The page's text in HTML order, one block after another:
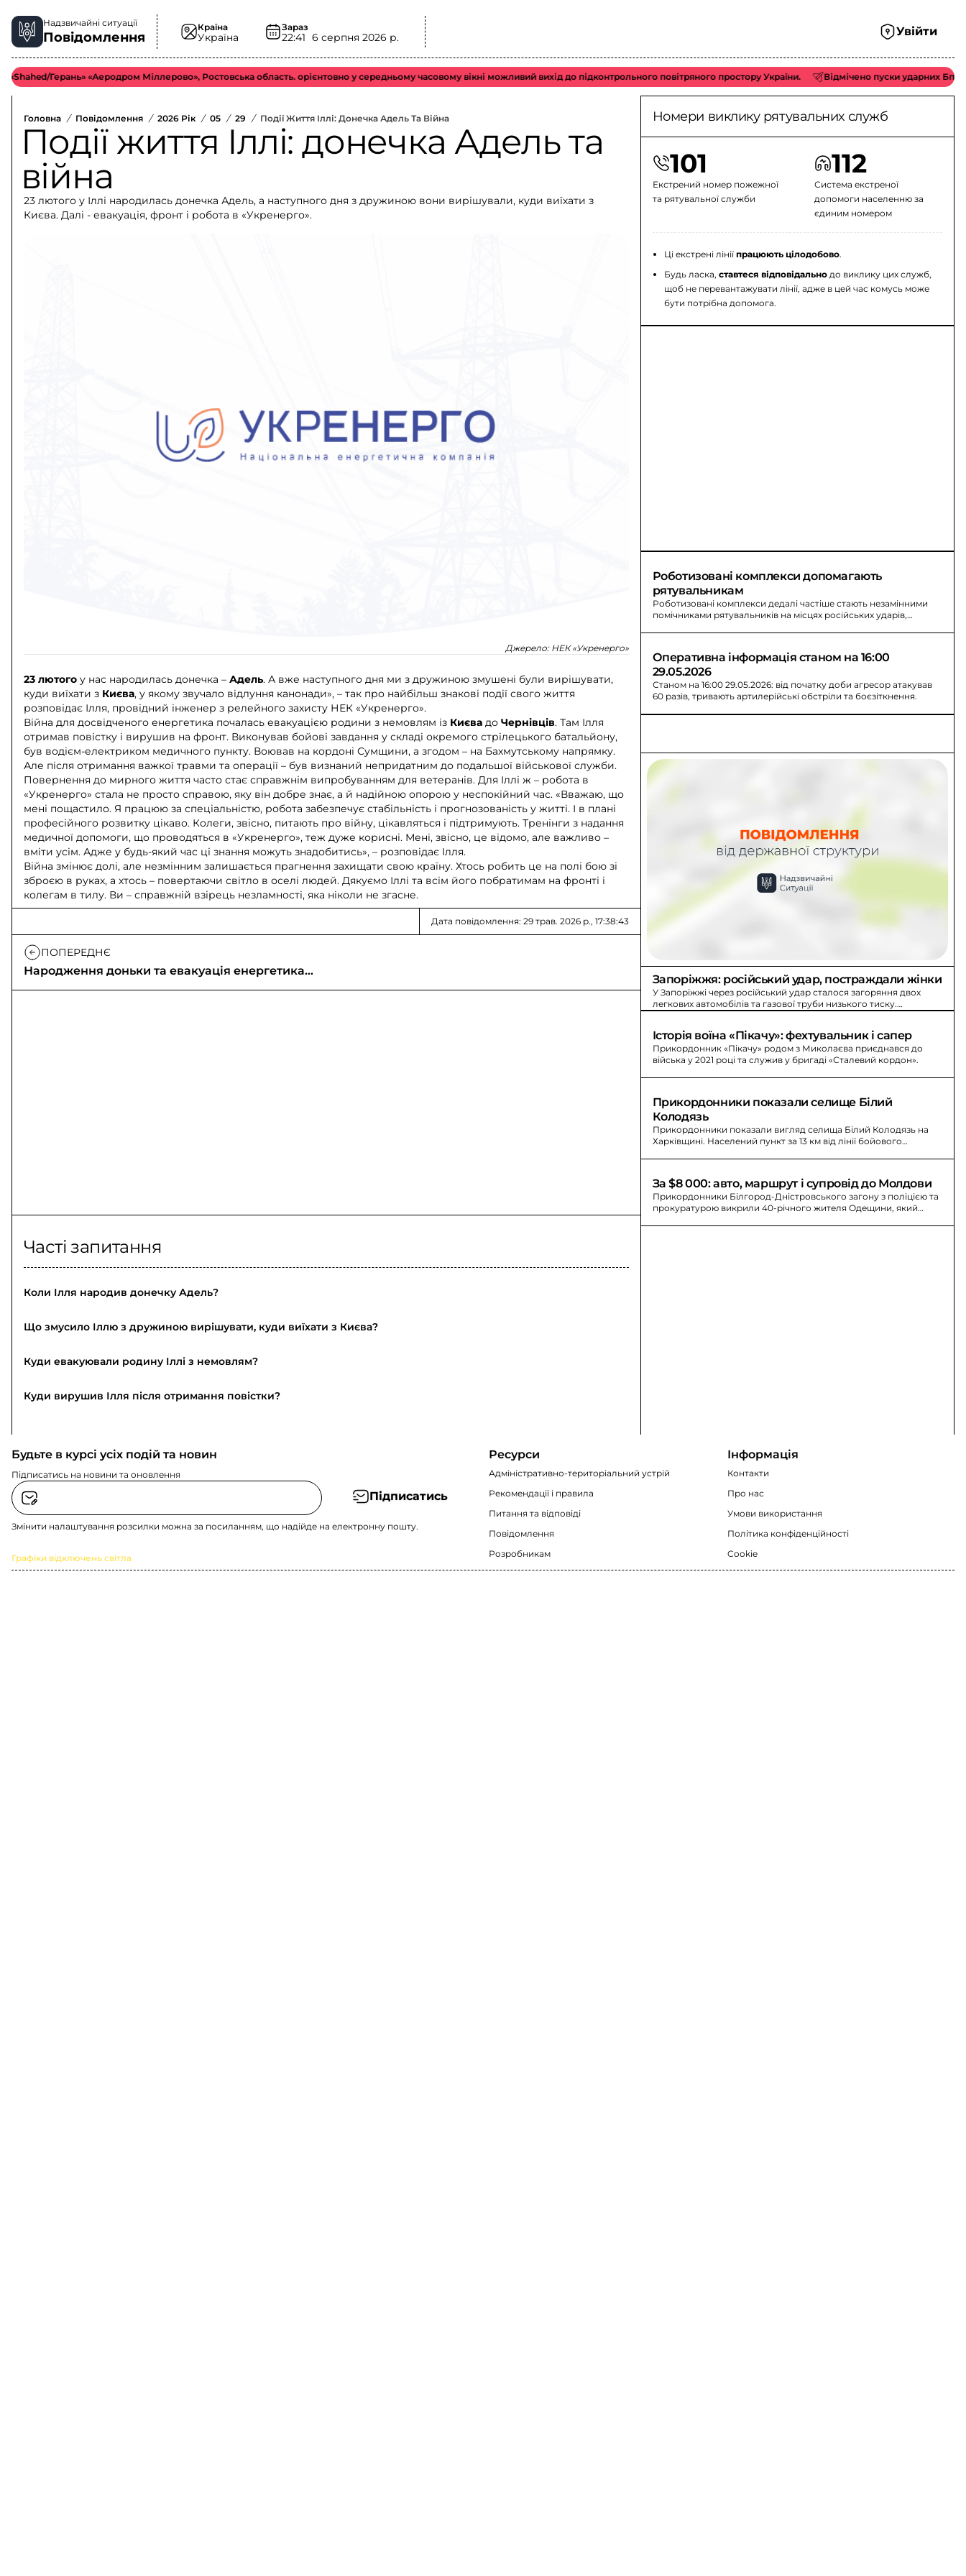
Надзвичайні ситуації
Повідомлення
Країна
Україна
Зараз
22:41 6 серпня 2026 р. Увійти
Герань» «Аеродром Міллерово», Ростовська область. орієнтовно у середньому часовому вікні можливий вихід до підконтрольного повітряного простору України. Відмічено пуски ударних БпЛА типу
Головна / Повідомлення / 2026 Рік / 05 / 29 / Події Життя Іллі: Донечка Адель Та Війна
Події життя Іллі: донечка Адель та
війна
23 лютого у Іллі народилась донечка Адель, а наступного дня з дружиною вони вирішували, куди виїхати з
Києва. Далі - евакуація, фронт і робота в «Укренерго».
Джерело: НЕК «Укренерго»
23 лютого у нас народилась донечка –Адель. А вже наступного дня ми з дружиною змушені були вирішувати,
куди виїхати з Києва, у якому звучало відлуння канонади», – так про найбільш знакові події свого життя
розповідає Ілля, провідний інженер з релейного захисту НЕК «Укренерго».
Війна для досвідченого енергетика почалась евакуацією родини з немовлям із Києва доЧернівців. Там Ілля
отримав повістку і вирушив на фронт. Виконував бойові завдання у складі окремого стрілецького батальйону,
був водієм-електриком медичного пункту. Воював на кордоні Сумщини, а згодом – на Бахмутському напрямку.
Але після отримання важкої травми та операції – був визнаний непридатним до подальшої військової служби.
Повернення до мирного життя часто стає справжнім випробуванням для ветеранів. Для Іллі ж – робота в
«Укренерго» стала не просто справою, яку він добре знає, а й надійною опорою у неспокійний час. «Вважаю, що
мені пощастило. Я працюю за спеціальністю, робота забезпечує стабільність і прогнозованість у житті. І в плані
професійного розвитку цікаво. Колеги, звісно, питають про війну, цікавляться і підтримують. Тренінги з надання
медичної допомоги, що проводяться в «Укренерго», теж дуже корисні. Мені, звісно, це відомо, але важливо –
вміти усім. Адже у будь-який час ці знання можуть знадобитись», – розповідає Ілля.
Війна змінює долі, але незмінним залишається прагнення захищати свою країну. Хтось робить це на полі бою зі
зброєю в руках, а хтось – повертаючи світло в оселі людей. Дякуємо Іллі та всім його побратимам на фронті і
колегам в тилу. Ви – справжній взірець незламності, яка ніколи не згасне.
Дата повідомлення: 29 трав. 2026 р., 17:38:43
ПОПЕРЕДНЄ
Народження доньки та евакуація енергетика
Іллі
Часті запитання
Коли Ілля народив донечку Адель?
Що змусило Іллю з дружиною вирішувати, куди виїхати з Києва?
Куди евакуювали родину Іллі з немовлям?
Куди вирушив Ілля після отримання повістки?
Номери виклику рятувальних служб
101
Екстрений номер пожежної
та рятувальної служби
112
Система екстреної
допомоги населенню за
єдиним номером
Ці екстрені лінії працюють цілодобово.
Будь ласка, ставтеся відповідальнодо виклику цих служб,
щоб не перевантажувати лінії, адже в цей час комусь може
бути потрібна допомога.
Роботизовані комплекси допомагають
рятувальникам
Роботизовані комплекси дедалі частіше стають незамінними
помічниками рятувальників на місцях російських ударів,
Оперативна інформація станом на 16:00
29.05.2026
Станом на 16:00 29.05.2026: від початку доби агресор атакував
60 разів, тривають артилерійські обстріли та боєзіткнення.
Запоріжжя: російський удар, постраждали жінки
У Запоріжжі через російський удар сталося загоряння двох
легкових автомобілів та газової труби низького тиску.
Постраждали три жінки.
Історія воїна «Пікачу»: фехтувальник і сапер
Прикордонник «Пікачу» родом з Миколаєва приєднався до
війська у 2021 році та служив у бригаді «Сталевий кордон».
Прикордонники показали селище Білий
Колодязь
Прикордонники показали вигляд селища Білий Колодязь на
Харківщині. Населений пункт за 13 км від лінії бойового
За $8 000: авто, маршрут і супровід до Молдови
Прикордонники Білгород-Дністровського загону з поліцією та
прокуратурою викрили 40-річного жителя Одещини, який
Будьте в курсі усіх подій та новин
Підписатись на новини та оновлення
Підписатись
Змінити налаштування розсилки можна за посиланням, що надійде на електронну пошту.
Графіки відключень світла
Ресурси
Адміністративно-територіальний устрій
Рекомендації i правила
Питання та відповіді
Повідомлення
Розробникам
Інформація
Контакти
Про нас
Умови використання
Політика конфіденційності
Cookie